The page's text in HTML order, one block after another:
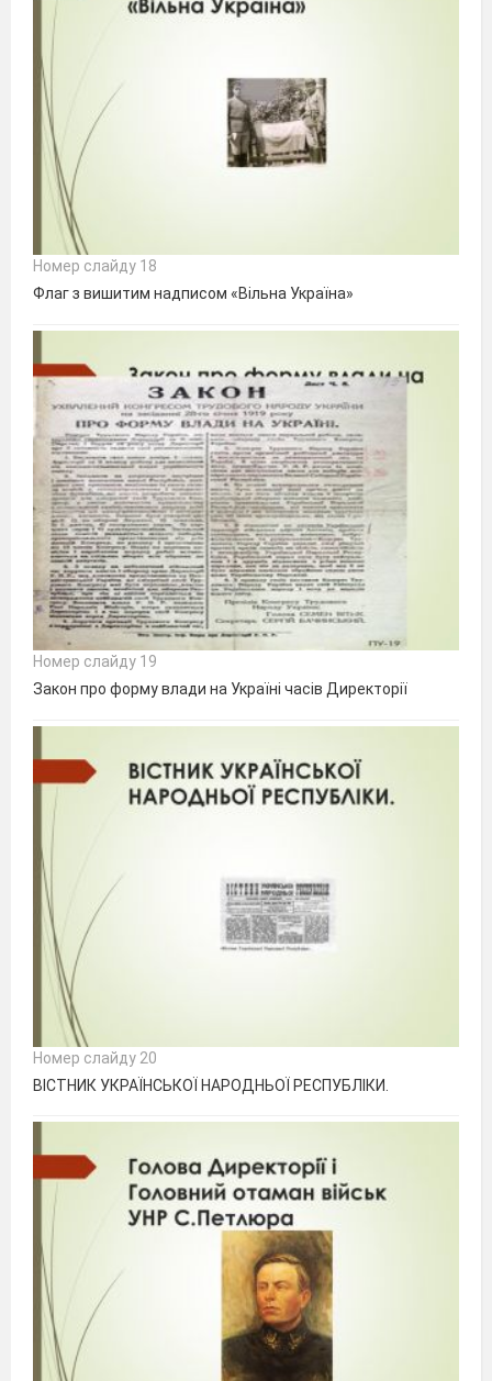
Номер слайду 18
Флаг з вишитим надписом «Вільна Україна»
Номер слайду 19
Закон про форму влади на Україні часів Директорії
Номер слайду 20
ВІСТНИК УКРАЇНСЬКОЇ НАРОДНЬОЇ РЕСПУБЛІКИ.